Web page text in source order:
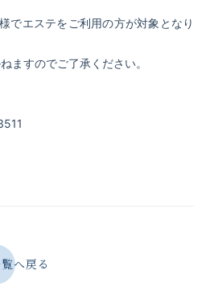
でエステをご利用の方が対象となり
ますのでご了承ください。
へ戻る